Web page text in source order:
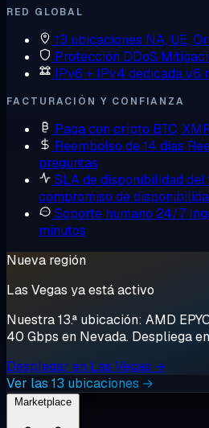
RED GLOBAL
13 ubicaciones NA, UE,
Protección DDoS
IPv6 + IPv4 dedicadav6
FACTURACIÓN Y CONFIANZA
Paga con cripto BTC,
Reembolso de 14 días
preguntas
SLA de disponibilidad del
compromiso de
Soporte humano 24/7
minutos
Nueva región
Las Vegas ya está activo
Nuestra 13.ª ubicación: AMD
40 Gbps en Nevada. Despliega
Desplegar en Las Vegas →
Ver las 13 ubicaciones →